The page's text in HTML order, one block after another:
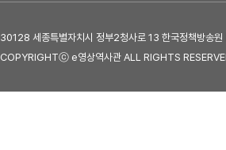
30128 세종특별자치시 정부2청사로 13 한국정책방
COPYRIGHTⓒ e영상역사관 ALL RIGHTS